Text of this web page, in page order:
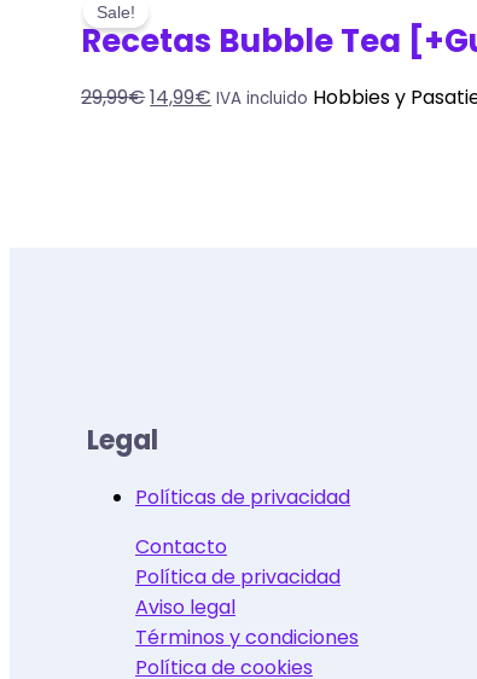
Sale!
Recetas Bubble Tea
29,99€14,99€ IVA incluido Hobbies y
Legal
Políticas de privacidad
Contacto
Política de privacidad
Aviso legal
Términos y condiciones
Política de cookies